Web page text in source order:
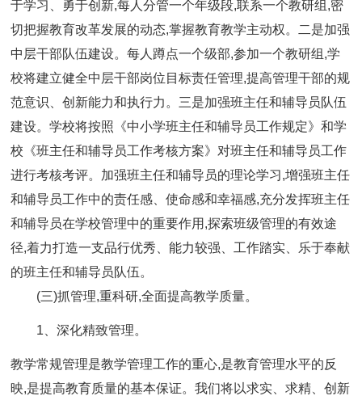
于学习、勇于创新,每人分管一个年级段,联系一个教研组,密
切把握教育改革发展的动态,掌握教育教学主动权。二是加强
中层干部队伍建设。每人蹲点一个级部,参加一个教研组,学
校将建立健全中层干部岗位目标责任管理,提高管理干部的规
范意识、创新能力和执行力。三是加强班主任和辅导员队伍
建设。学校将按照《中小学班主任和辅导员工作规定》和学
校《班主任和辅导员工作考核方案》对班主任和辅导员工作
进行考核考评。加强班主任和辅导员的理论学习,增强班主任
和辅导员工作中的责任感、使命感和幸福感,充分发挥班主任
和辅导员在学校管理中的重要作用,探索班级管理的有效途
径,着力打造一支品行优秀、能力较强、工作踏实、乐于奉献
的班主任和辅导员队伍。
(三)抓管理,重科研,全面提高教学质量。
1、深化精致管理。
教学常规管理是教学管理工作的重心,是教育管理水平的反
映,是提高教育质量的基本保证。我们将以求实、求精、创新